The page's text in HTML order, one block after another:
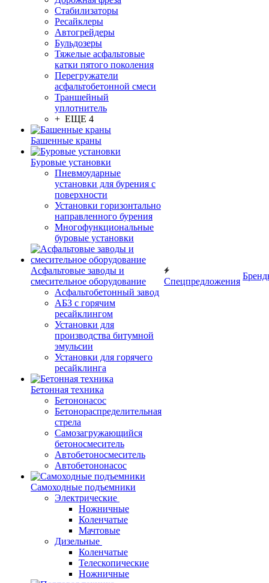
Стабилизаторы
Ресайклеры
Автогрейдеры
Бульдозеры
Тяжелые асфальтовые
катки пятого поколения
Перегружатели
асфальтобетонной смеси
Траншейный
уплотнитель
+ ЕЩЕ 4
Башенные краны
Буровые установки
Пневмоударные
установки для бурения с
поверхности
Установки горизонтально
направленного бурения
Многофункциональные
буровые установки
Асфальтовые заводы и
смесительное оборудование
Асфальтобетонный завод
АБЗ с горячим
ресайклингом
Установки для
производства битумной
эмульсии
Установки для горячего
ресайклинга
Бетонная техника
Бетононасос
Бетонораспределительная
стрела
Самозагружающийся
бетоносмеситель
Автобетоносмеситель
Автобетононасос
Самоходные подъемники
Электрические
Ножничные
Коленчатые
Мачтовые
Дизельные
Коленчатые
Телескопические
Ножничные
Спецпредложения